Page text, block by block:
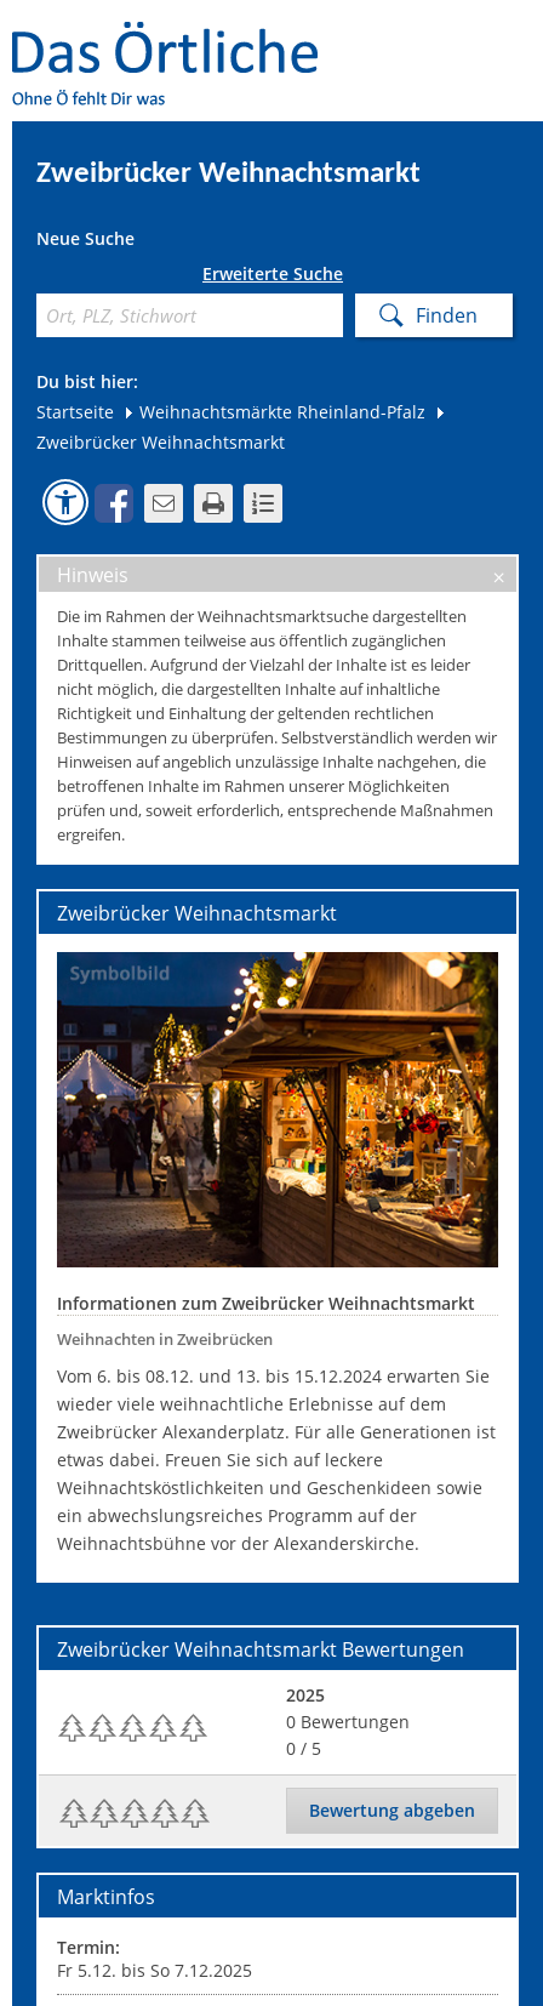
Zweibrücker Weihnachtsmarkt
Neue Suche
Erweiterte Suche
Du bist hier:
Startseite
Weihnachtsmärkte Rheinland-Pfalz
Zweibrücker Weihnachtsmarkt
Hinweis
Die im Rahmen der Weihnachtsmarktsuche dargestellten
Inhalte stammen teilweise aus öffentlich zugänglichen
Drittquellen. Aufgrund der Vielzahl der Inhalte ist es leider
nicht möglich, die dargestellten Inhalte auf inhaltliche
Richtigkeit und Einhaltung der geltenden rechtlichen
Bestimmungen zu überprüfen. Selbstverständlich werden wir
Hinweisen auf angeblich unzulässige Inhalte nachgehen, die
betroffenen Inhalte im Rahmen unserer Möglichkeiten
prüfen und, soweit erforderlich, entsprechende Maßnahmen
ergreifen.
Zweibrücker Weihnachtsmarkt
Informationen zum Zweibrücker Weihnachtsmarkt
Weihnachten in Zweibrücken
Vom 6. bis 08.12. und 13. bis 15.12.2024 erwarten Sie
wieder viele weihnachtliche Erlebnisse auf dem
Zweibrücker Alexanderplatz. Für alle Generationen ist
etwas dabei. Freuen Sie sich auf leckere
Weihnachtsköstlichkeiten und Geschenkideen sowie
ein abwechslungsreiches Programm auf der
Weihnachtsbühne vor der Alexanderskirche.
Zweibrücker Weihnachtsmarkt Bewertungen
2025
0 Bewertungen
0 / 5
Bewertung abgeben
Marktinfos
Termin:
Fr 5.12. bis So 7.12.2025